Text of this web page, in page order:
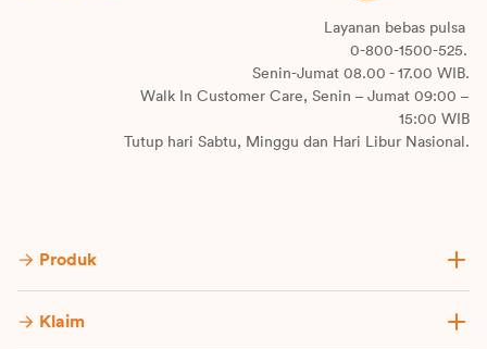
Layanan bebas pulsa
0-800-1500-525.
Senin-Jumat 08.00 - 17.00 WIB.
Walk In Customer Care, Senin – Jumat 09:00 –
15:00 WIB
Tutup hari Sabtu, Minggu dan Hari Libur Nasional.
Produk
Klaim